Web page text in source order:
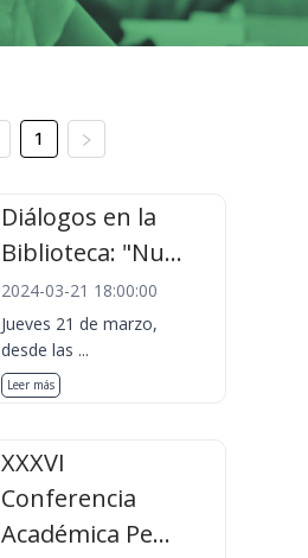
1
Diálogos en la
Biblioteca: "Nu...
2024-03-21 18:00:00
Jueves 21 de marzo,
desde las ...
Leer más
XXXVI
Conferencia
Académica Pe...